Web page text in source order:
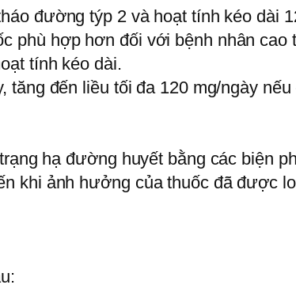
đường týp 2 và hoạt tính kéo dài
phù hợp hơn đối với bệnh nhân
tính kéo dài.
đến liều tối đa 120 mg/ngày nếu
hạ đường huyết bằng các biện
khi ảnh hưởng của thuốc đã được